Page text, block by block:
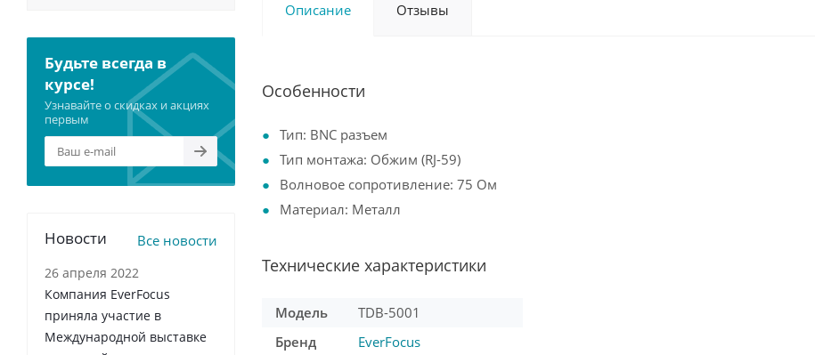
Описание Отзывы
Особенности
Тип: BNC разъем
Тип монтажа: Обжим (RJ-59)
Волновое сопротивление: 75 Ом
Материал: Металл
Технические характеристики
Модель
TDB-5001
Бренд
EverFocus
Будьте всегда в
курсе!
Узнавайте о скидках и акциях
первым
Новости Все новости
26 апреля 2022
Компания EverFocus
приняла участие в
Международной выставке